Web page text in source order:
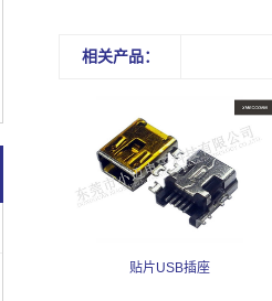
相关产品：
贴片USB插座